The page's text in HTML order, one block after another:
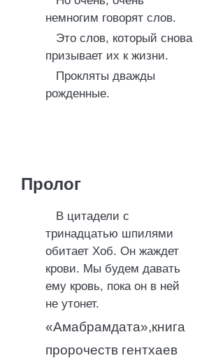
немногим говорят слов.
Это слов, который снова
призывает их к жизни.
Прокляты дважды
рожденные.
Пролог
В цитадели с
тринадцатью шпилями
обитает Хоб. Он жаждет
крови. Мы будем давать
ему кровь, пока он в ней
не утонет.
«Амабрамдата»,книга
пророчеств гентхаев